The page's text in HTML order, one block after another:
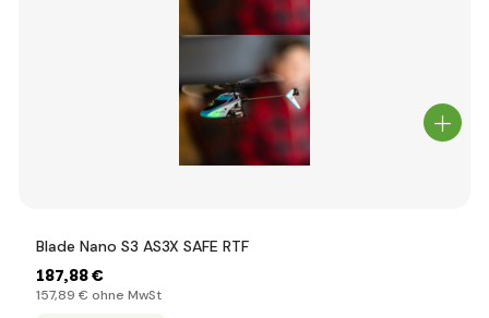
Blade Nano S3 AS3X SAFE RTF
187,88 €
157,89 € ohne MwSt